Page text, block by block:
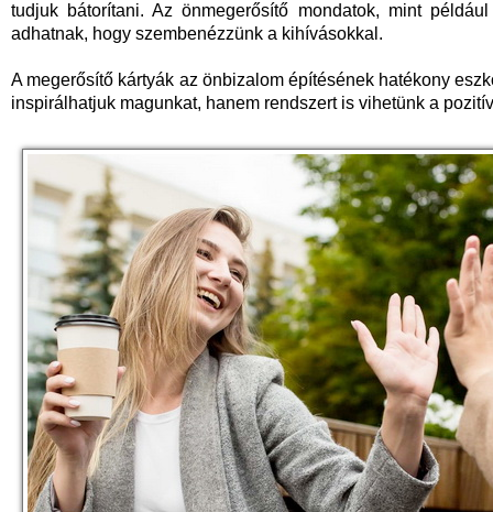
tudjuk bátorítani. Az önmegerősítő mondatok, mint
adhatnak, hogy szembenézzünk a kihívásokkal.
A megerősítő kártyák az önbizalom építésének hatékony
inspirálhatjuk magunkat, hanem rendszert is vihetünk a